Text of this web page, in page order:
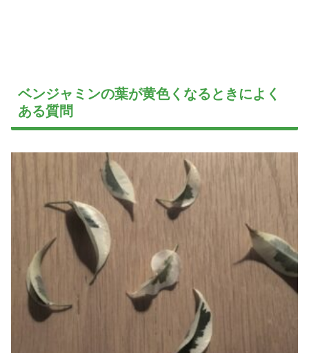
ベンジャミンの葉が黄色くなるときによく
ある質問